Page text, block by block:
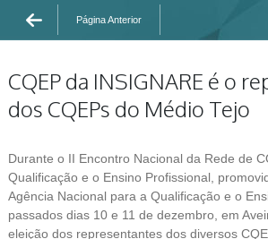
Página Anterior
CQEP da INSIGNARE é o
dos CQEPs do Médio Tejo
Durante o II Encontro Nacional da Rede de
Qualificação e o Ensino Profissional,
Agência Nacional para a Qualificação e o
passados dias 10 e 11 de dezembro, em
eleição dos representantes dos diversos